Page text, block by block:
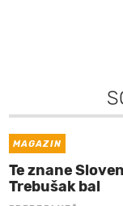
MAGAZIN
Te znane
Trebušak bal